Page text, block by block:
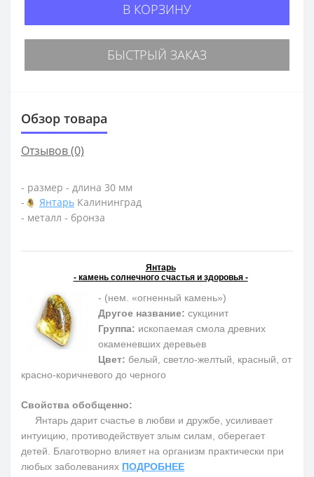
В КОРЗИНУ
БЫСТРЫЙ ЗАКАЗ
Обзор товара
Отзывов (0)
- размер - длина 30 мм
-
Янтарь Калининград
- металл - бронза
Янтарь
- камень солнечного счастья и здоровья -
- (нем. «огненный камень»)
Другое название: сукцинит
Группа: ископаемая смола древних
окаменевших деревьев
Цвет: белый, светло-желтый, красный, от
красно-коричневого до черного
Свойства обобщенно:
Янтарь дарит счастье в любви и дружбе, усиливает
интуицию, противодействует злым силам, оберегает
детей. Благотворно влияет на организм практически при
любых заболеваниях ПОДРОБНЕЕ